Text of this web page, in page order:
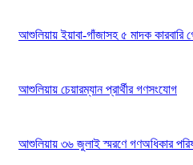
আশুলিয়ায় ইয়াবা-গাঁজাসহ ৫ মাদক কারবারি
আশুলিয়ায় চেয়ারম্যান প্রার্থীর গণসংযোগ
আশুলিয়ায় ৩৬ জুলাই স্মরণে গণঅধিকার